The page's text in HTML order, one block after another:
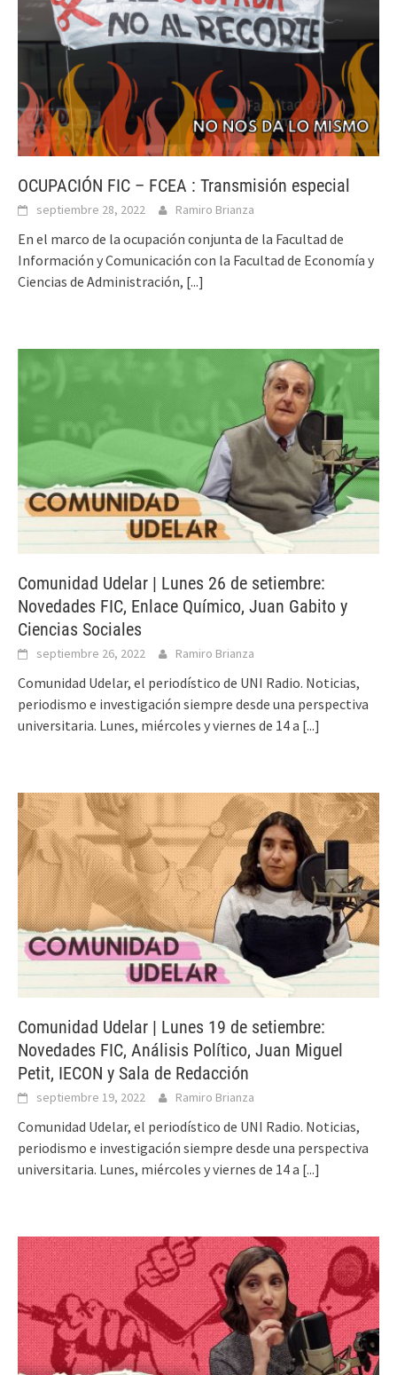
OCUPACIÓN FIC – FCEA : Transmisión especial
septiembre 28, 2022 Ramiro Brianza
En el marco de la ocupación conjunta de la Facultad de
Información y Comunicación con la Facultad de Economía y
Ciencias de Administración, [...]
Comunidad Udelar | Lunes 26 de setiembre:
Novedades FIC, Enlace Químico, Juan Gabito y
Ciencias Sociales
septiembre 26, 2022 Ramiro Brianza
Comunidad Udelar, el periodístico de UNI Radio. Noticias,
periodismo e investigación siempre desde una perspectiva
universitaria. Lunes, miércoles y viernes de 14 a [...]
Comunidad Udelar | Lunes 19 de setiembre:
Novedades FIC, Análisis Político, Juan Miguel
Petit, IECON y Sala de Redacción
septiembre 19, 2022 Ramiro Brianza
Comunidad Udelar, el periodístico de UNI Radio. Noticias,
periodismo e investigación siempre desde una perspectiva
universitaria. Lunes, miércoles y viernes de 14 a [...]